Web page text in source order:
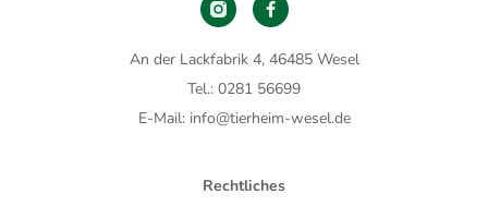
An der Lackfabrik 4, 46485 Wesel
Tel.: 0281 56699
E-Mail: info@tierheim-wesel.de
Rechtliches